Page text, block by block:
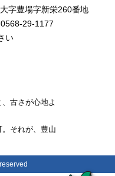
字豊場字新栄260番地
29-1177
い
古さが心地よ
それが、豊山